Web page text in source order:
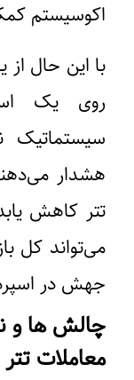
اکوسیستم
با این حال از
روی یک
سیستماتیک
هشدار
تتر کاهش
می‌تواند کل
جهش در
چالش‌ ها و
معاملات تتر